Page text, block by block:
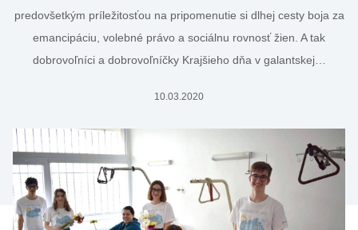
predovšetkým príležitosťou na pripomenutie si dlhej cesty boja za
emancipáciu, volebné právo a sociálnu rovnosť žien. A tak
dobrovoľníci a dobrovoľníčky Krajšieho dňa v galantskej…
10.03.2020